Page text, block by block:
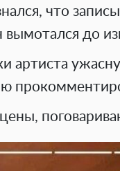
что
вымотался до
артиста